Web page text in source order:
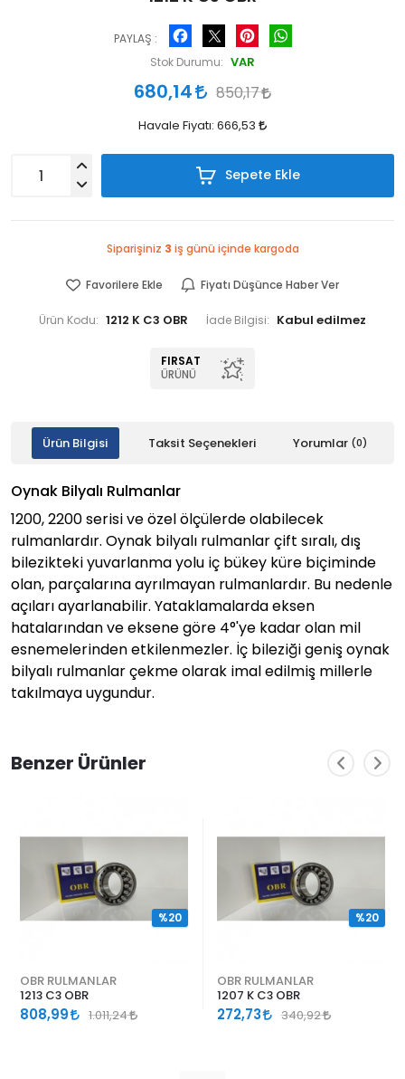
PAYLAŞ :
Facebook Pinterest
Stok Durumu: VAR
680,14 850,17
Havale Fiyatı: 666,53
Sepete Ekle
Siparişiniz 3 iş günü içinde kargoda
Favorilere Ekle Fiyatı Düşünce Haber Ver
Ürün Kodu: 1212 K C3 OBR İade Bilgisi:
FIRSAT
ÜRÜNÜ
Ürün Bilgisi Taksit Seçenekleri Yorumlar (0)
Oynak Bilyalı Rulmanlar
1200, 2200 serisi ve özel ölçülerde olabilecek
rulmanlardır. Oynak bilyalı rulmanlar çift sıralı, dış
bilezikteki yuvarlanma yolu iç bükey küre biçiminde
olan, parçalarına ayrılmayan rulmanlardır. Bu nedenle
açıları ayarlanabilir. Yataklamalarda eksen
hatalarından ve eksene göre 4°'ye kadar olan mil
esnemelerinden etkilenmezler. İç bileziği geniş oynak
bilyalı rulmanlar çekme olarak imal edilmiş millerle
takılmaya uygundur.
Benzer Ürünler
OBR RULMANLAR
1213 C3 OBR
808,99 1.011,24
%20
OBR RULMANLAR
1207 K C3 OBR
272,73 340,92
%20